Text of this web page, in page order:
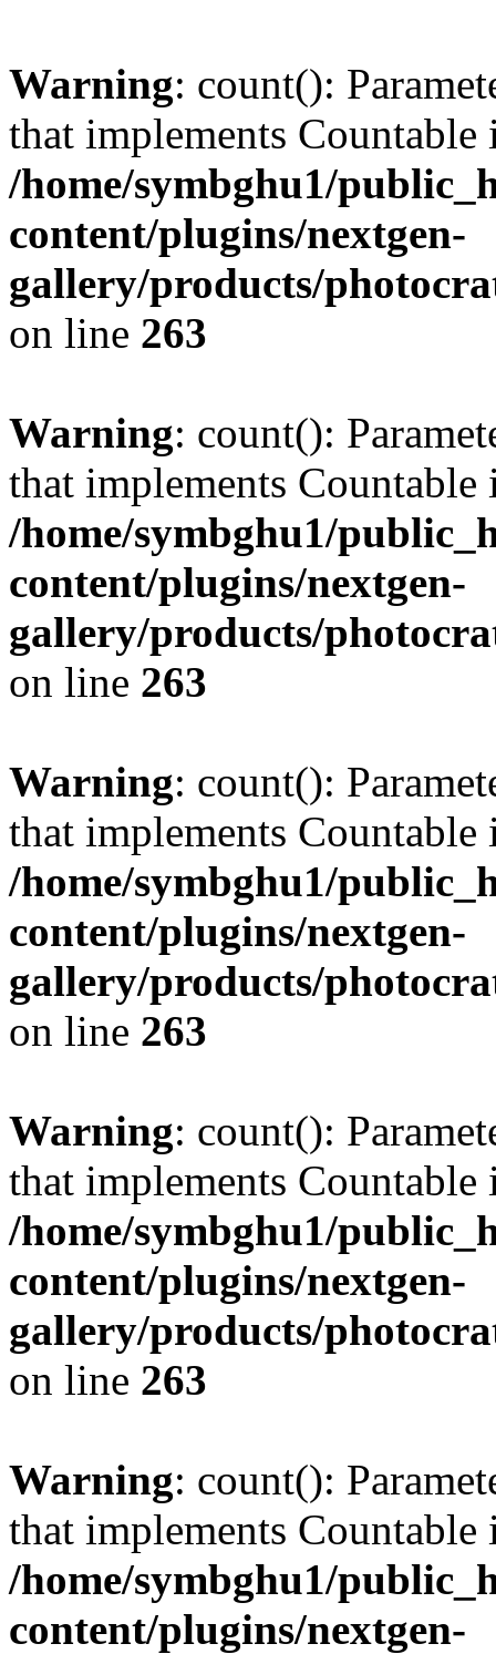
Warning: count():
that implements Countable
/home/symbghu1/
content/plugins/nextgen-
gallery/products/
on line 263
Warning: count():
that implements Countable
/home/symbghu1/
content/plugins/nextgen-
gallery/products/
on line 263
Warning: count():
that implements Countable
/home/symbghu1/
content/plugins/nextgen-
gallery/products/
on line 263
Warning: count():
that implements Countable
/home/symbghu1/
content/plugins/nextgen-
gallery/products/
on line 263
Warning: count():
that implements Countable
/home/symbghu1/
content/plugins/nextgen-